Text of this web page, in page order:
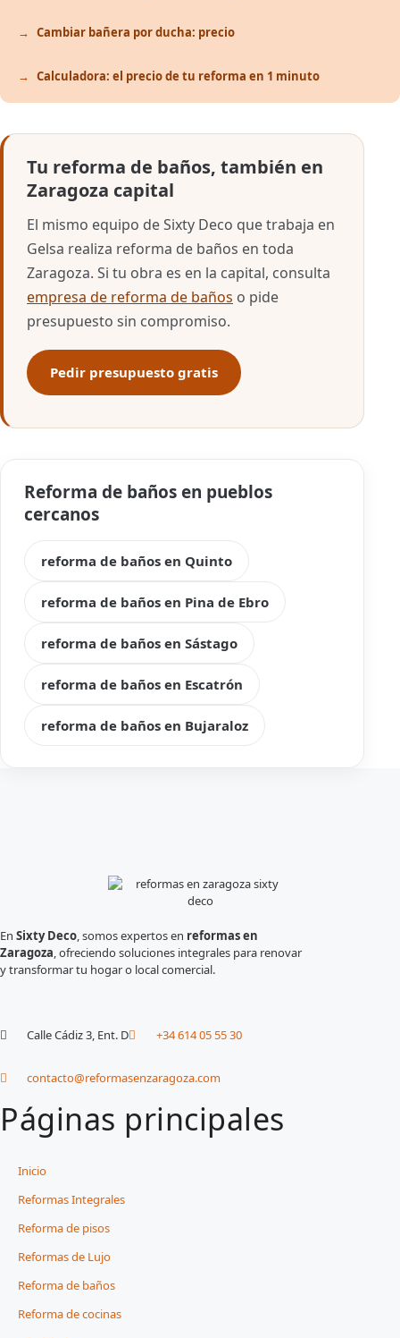
Cambiar bañera por ducha: precio
Calculadora: el precio de tu reforma en 1 minuto
Tu reforma de baños, también en
Zaragoza capital
El mismo equipo de Sixty Deco que trabaja en
Gelsa realiza reforma de baños en toda
Zaragoza. Si tu obra es en la capital, consulta
empresa de reforma de baños o pide
presupuesto sin compromiso.
Pedir presupuesto gratis
Reforma de baños en pueblos
cercanos
reforma de baños en Quinto
reforma de baños en Pina de Ebro
reforma de baños en Sástago
reforma de baños en Escatrón
reforma de baños en Bujaraloz
Páginas principales
Inicio
Reformas Integrales
Reforma de pisos
Reformas de Lujo
Reforma de baños
Reforma de cocinas
En Sixty Deco, somos expertos en reformas en
Zaragoza, ofreciendo soluciones integrales para renovar
y transformar tu hogar o local comercial.
Calle Cádiz 3, Ent. D +34 614 05 55 30
contacto@reformasenzaragoza.com